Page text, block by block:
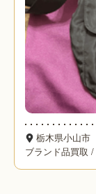
栃木県小山市
ブランド品買取 /